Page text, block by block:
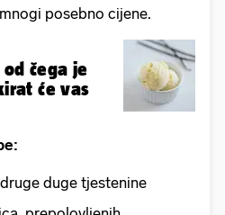
posebno cijene.
čega je
će vas
duge tjestenine